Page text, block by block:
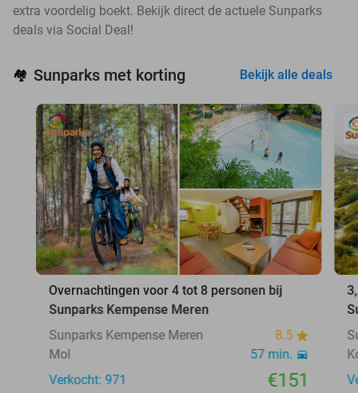
extra voordelig boekt. Bekijk direct de actuele Sunparks
deals via Social Deal!
🏘️ Sunparks met korting Bekijk alle deals
Overnachtingen voor 4 tot 8 personen bij
Sunparks Kempense Meren
Sunparks Kempense Meren
8.5
Mol
57 min.
Verkocht: 971
€151